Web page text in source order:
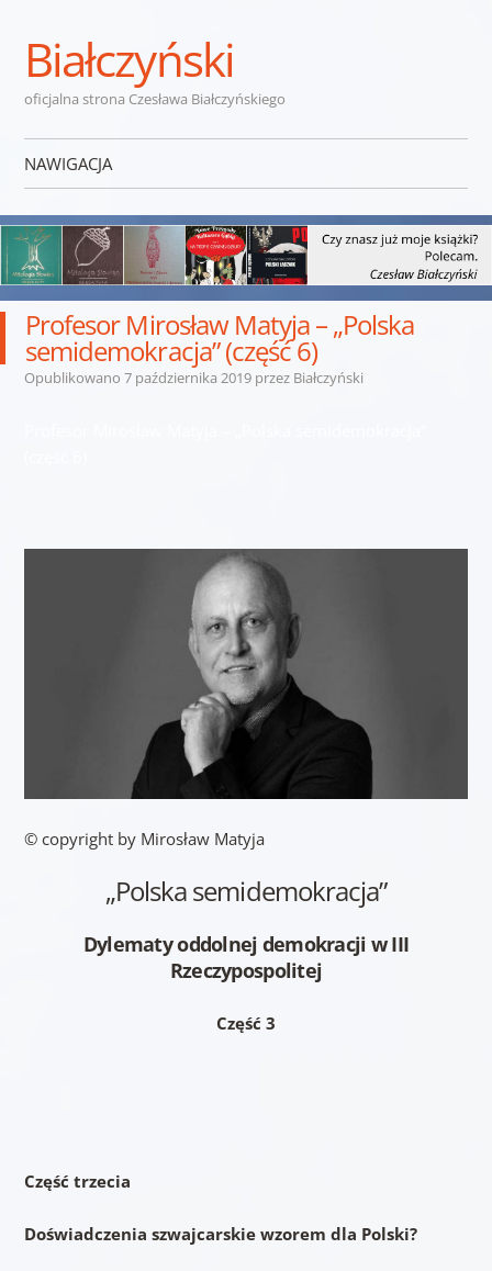
Białczyński
oficjalna strona Czesława Białczyńskiego
NAWIGACJA
Profesor Mirosław Matyja – „Polska
semidemokracja” (część 6)
Opublikowano 7 października 2019przez Białczyński
© copyright by Mirosław Matyja
„Polska semidemokracja”
Dylematy oddolnej demokracji w III
Rzeczypospolitej
Część 3
Część trzecia
Doświadczenia szwajcarskie wzorem dla Polski?